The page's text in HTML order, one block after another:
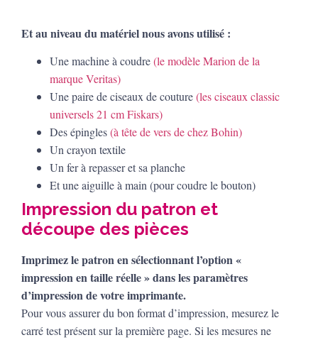
Et au niveau du matériel nous avons utilisé :
Une machine à coudre(le modèle Marion de la
marque Veritas)
Une paire de ciseaux de couture(les ciseaux classic
universels 21 cm Fiskars)
Des épingles(à tête de vers de chez Bohin)
Un crayon textile
Un fer à repasser et sa planche
Et une aiguille à main (pour coudre le bouton)
Impression du patron et
découpe des pièces
Imprimez le patron en sélectionnant l’option «
impression en taille réelle » dans les paramètres
d’impression de votre imprimante.
Pour vous assurer du bon format d’impression, mesurez le
carré test présent sur la première page. Si les mesures ne